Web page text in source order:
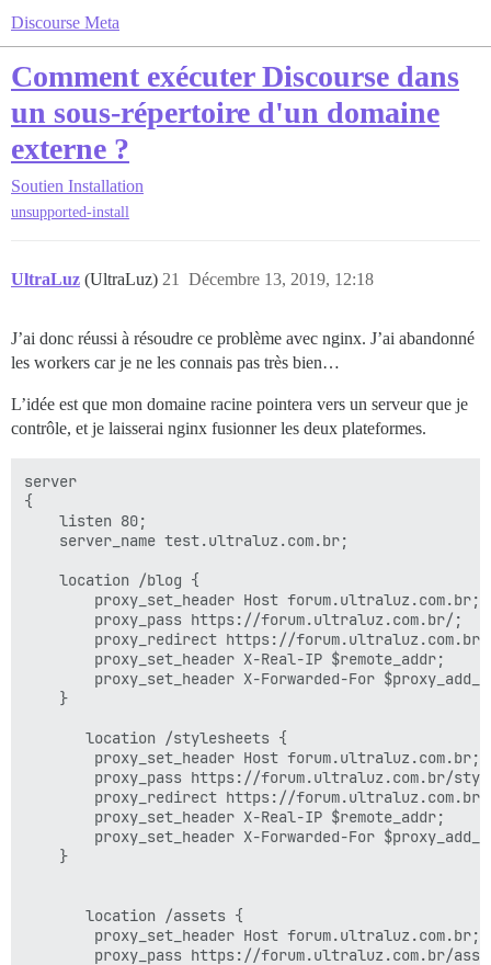
Discourse Meta
Comment exécuter Discourse dans
un sous-répertoire d'un domaine
externe ?
Soutien Installation
unsupported-install
UltraLuz (UltraLuz) Décembre 13, 2019, 12:18
21
J’ai donc réussi à résoudre ce problème avec nginx. J’ai abandonné
les workers car je ne les connais pas très bien…
L’idée est que mon domaine racine pointera vers un serveur que je
contrôle, et je laisserai nginx fusionner les deux plateformes.
server
{
    listen 80;
    server_name test.ultraluz.com.br;
    location /blog {
        proxy_set_header Host forum.ultraluz.com.br;
        proxy_pass https://forum.ultraluz.com.br/;
proxy_redirect https://
        proxy_set_header X-Real-IP $remote_addr;
proxy_set_header X-Forwarded-For
    }
       location /stylesheets {
        proxy_set_header Host forum.ultraluz.com.br;
proxy_pass https://forum.ultraluz.com.br/
proxy_redirect https://
        proxy_set_header X-Real-IP $remote_addr;
proxy_set_header X-Forwarded-For
    }
       location /assets {
        proxy_set_header Host forum.ultraluz.com.br;
proxy_pass https://forum.ultraluz.com.br/